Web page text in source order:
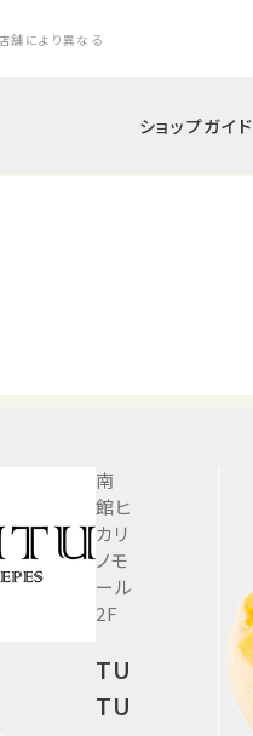
舗により異なる
ショップガイド
南
館ヒ
カリ
ノモ
ール
2F
TU
TU